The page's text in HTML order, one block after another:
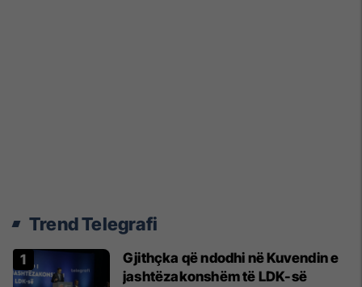
Trend Telegrafi
Gjithçka që ndodhi në Kuvendin e
jashtëzakonshëm të LDK-së